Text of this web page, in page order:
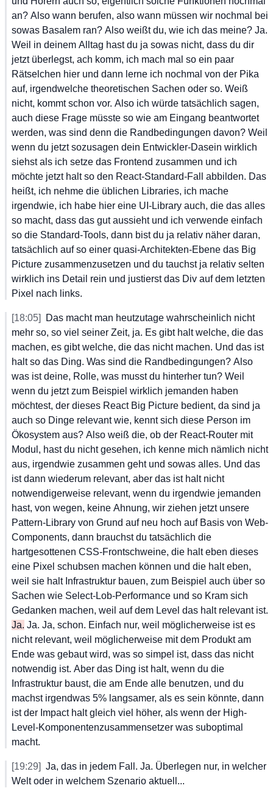
an? Also wann berufen, also wann müssen wir nochmal
bei
sowas Basalem ran? Also weißt du, wie ich das meine? Ja.
Weil in deinem Alltag hast du ja sowas nicht, dass du dir
jetzt überlegst, ach komm, ich mach mal so ein paar
Rätselchen hier und dann lerne ich nochmal von der Pika
auf, irgendwelche theoretischen Sachen oder so. Weiß
nicht, kommt schon vor. Also ich würde tatsächlich sagen,
auch diese Frage müsste so wie am Eingang beantwortet
werden, was sind denn die Randbedingungen davon? Weil
wenn du jetzt sozusagen dein Entwickler-Dasein wirklich
siehst als ich setze das Frontend zusammen und ich
möchte jetzt halt so den React-Standard-Fall abbilden. Das
heißt, ich nehme die üblichen Libraries, ich mache
irgendwie, ich habe hier eine UI-Library auch, die das alles
so macht, dass das gut aussieht und ich verwende einfach
so die Standard-Tools, dann bist du ja relativ näher daran,
tatsächlich auf so einer quasi-Architekten-Ebene das Big
Picture zusammenzusetzen und du tauchst ja relativ selten
wirklich ins Detail rein und justierst das Div auf dem letzten
Pixel nach links.
[18:05] Das macht man heutzutage wahrscheinlich nicht
mehr so, so viel seiner Zeit, ja. Es gibt halt welche, die das
machen, es gibt welche, die das nicht machen. Und das ist
halt so das Ding. Was sind die Randbedingungen? Also
was ist deine, Rolle, was musst du hinterher tun? Weil
wenn du jetzt zum Beispiel wirklich jemanden haben
möchtest, der dieses React Big Picture bedient, da sind ja
auch so Dinge relevant wie, kennt sich diese Person im
Ökosystem aus? Also weiß die, ob der React-Router mit
Modul, hast du nicht gesehen, ich kenne mich nämlich nicht
aus, irgendwie zusammen geht und sowas alles. Und das
ist dann wiederum relevant, aber das ist halt nicht
notwendigerweise relevant, wenn du irgendwie jemanden
hast, von wegen, keine Ahnung, wir ziehen jetzt unsere
Pattern-Library von Grund auf neu hoch auf Basis von Web-
Components, dann brauchst du tatsächlich die
hartgesottenen CSS-Frontschweine, die halt eben dieses
eine Pixel schubsen machen können und die halt eben,
weil sie halt Infrastruktur bauen, zum Beispiel auch über so
Sachen wie Select-Lob-Performance und so Kram sich
Gedanken machen, weil auf dem Level das halt relevant ist.
Ja. Ja. Ja, schon. Einfach nur, weil möglicherweise ist es
nicht relevant, weil möglicherweise mit dem Produkt am
Ende was gebaut wird, was so simpel ist, dass das nicht
notwendig ist. Aber das Ding ist halt, wenn du die
Infrastruktur baust, die am Ende alle benutzen, und du
machst irgendwas 5% langsamer, als es sein könnte, dann
ist der Impact halt gleich viel höher, als wenn der High-
Level-Komponentenzusammensetzer was suboptimal
macht.
[19:29] Ja, das in jedem Fall. Ja. Überlegen nur, in welcher
Welt oder in welchem Szenario aktuell...